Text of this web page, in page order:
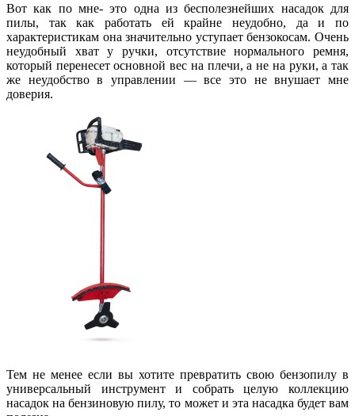
Вот как по мне- это одна из бесполезнейших насадок для
пилы, так как работать ей крайне неудобно, да и по
характеристикам она значительно уступает бензокосам. Очень
неудобный хват у ручки, отсутствие нормального ремня,
который перенесет основной вес на плечи, а не на руки, а так
же неудобство в управлении — все это не внушает мне
доверия.
Тем не менее если вы хотите превратить свою бензопилу в
универсальный инструмент и собрать целую коллекцию
насадок на бензиновую пилу, то может и эта насадка будет вам